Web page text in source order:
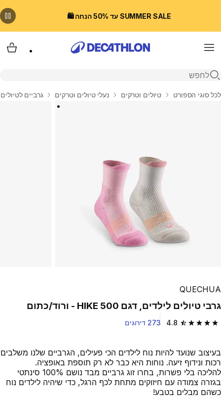
SUMMER SALE עד 50% הנחה 🛍️
Menu
פתיחת חיפוש
בית
לכל סוגי הספורט טיולים וטרקים נעלי טיולים וטרקים גרביים
QUECHUA
גרבי טיולים לילדים, דגם HIKE 500 - ורוד/כתום
4.8 4.8 out of 5 stars from 273 reviews 273 דירוגים
בעיצוב שנועד להיות נוח לילדים הכי פעילים, הגרביים שלנו משלבים
רכות ונידוף זיעה. נוחות היא כבר לא רק תוספת באופציה.
להליכה בלי פשרות, בחרו זוג גרביים מבד נושם 100% סינתטי
בגזרה צמודה עם חיזוקים מתחת לכף הרגל, כדי שיהיה לילדים נוח
כשהם מבלים בטבע!